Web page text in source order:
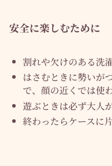
安全に楽しむために
割れや欠けのある洗
はさむときに勢いが
で、顔の近くでは使
遊ぶときは必ず大人
終わったらケースに